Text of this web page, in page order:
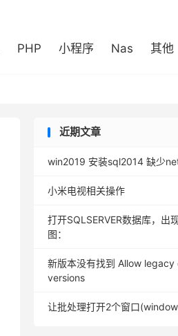
PHP 小程序 Nas 其他
近期文章
win2019 安装sql2014 缺少
小米电视相关操作
打开SQLSERVER数据库，出
图：
新版本没有找到 Allow
versions
让批处理打开2个窗口